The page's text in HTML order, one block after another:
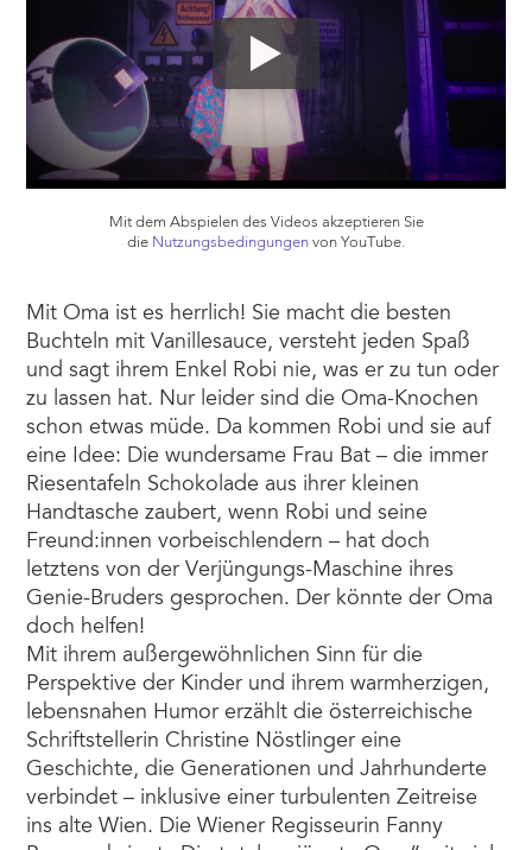
Mit dem Abspielen des Videos akzeptieren Sie
die Nutzungsbedingungen von YouTube.
Mit Oma ist es herrlich! Sie macht die besten
Buchteln mit Vanillesauce, versteht jeden Spaß
und sagt ihrem Enkel Robi nie, was er zu tun oder
zu lassen hat. Nur leider sind die Oma-Knochen
schon etwas müde. Da kommen Robi und sie auf
eine Idee: Die wundersame Frau Bat – die immer
Riesentafeln Schokolade aus ihrer kleinen
Handtasche zaubert, wenn Robi und seine
Freund:innen vorbeischlendern – hat doch
letztens von der Verjüngungs-Maschine ihres
Genie-Bruders gesprochen. Der könnte der Oma
doch helfen!
Mit ihrem außergewöhnlichen Sinn für die
Perspektive der Kinder und ihrem warmherzigen,
lebensnahen Humor erzählt die österreichische
Schriftstellerin Christine Nöstlinger eine
Geschichte, die Generationen und Jahrhunderte
verbindet – inklusive einer turbulenten Zeitreise
ins alte Wien. Die Wiener Regisseurin Fanny